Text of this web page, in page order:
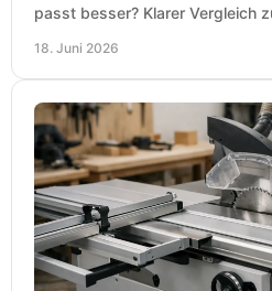
passt besser? Klarer Vergleich
18. Juni 2026